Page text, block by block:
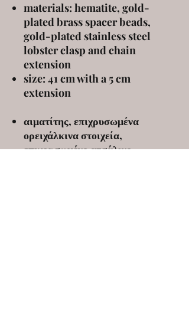
materials: hematite, gold-
plated brass spacer beads,
gold-plated stainless steel
lobster clasp and chain
extension
size: 41 cm with a 5 cm
extension
αιματίτης, επιχρυσωμένα
ορειχάλκινα στοιχεία,
επιχρυσωμένο ατσάλινο